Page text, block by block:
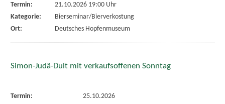
Termin:
21.10.2026 19:00 Uhr
Kategorie:
Bierseminar/Bierverkostung
Ort:
Deutsches Hopfenmuseum
Simon-Judä-Dult mit verkaufsoffenen Sonntag
Termin:
25.10.2026